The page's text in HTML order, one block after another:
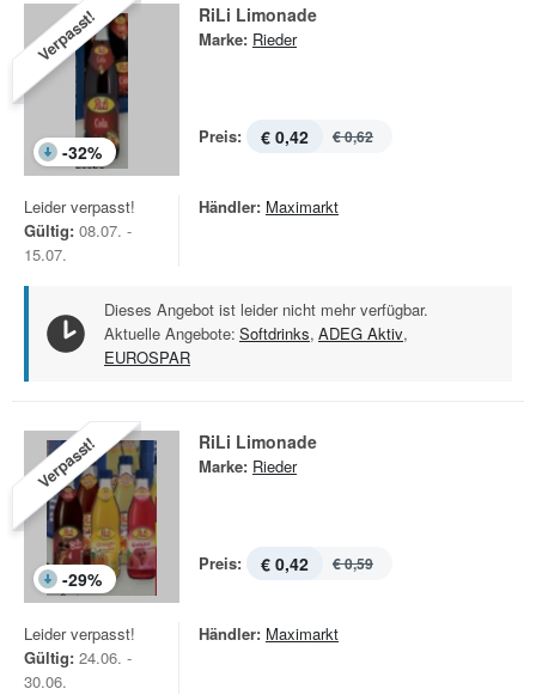
Verpasst!
-32%
RiLi Limonade
Marke: Rieder
Preis: € 0,42 € 0,62
Leider verpasst!
Gültig: 08.07. -
15.07.
Händler: Maximarkt
Dieses Angebot ist leider nicht mehr verfügbar.
Aktuelle Angebote: Softdrinks, ADEG Aktiv,
EUROSPAR
Verpasst!
-29%
RiLi Limonade
Marke: Rieder
Preis: € 0,42 € 0,59
Leider verpasst!
Gültig: 24.06. -
30.06.
Händler: Maximarkt